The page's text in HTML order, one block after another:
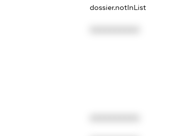
dossier.notInList